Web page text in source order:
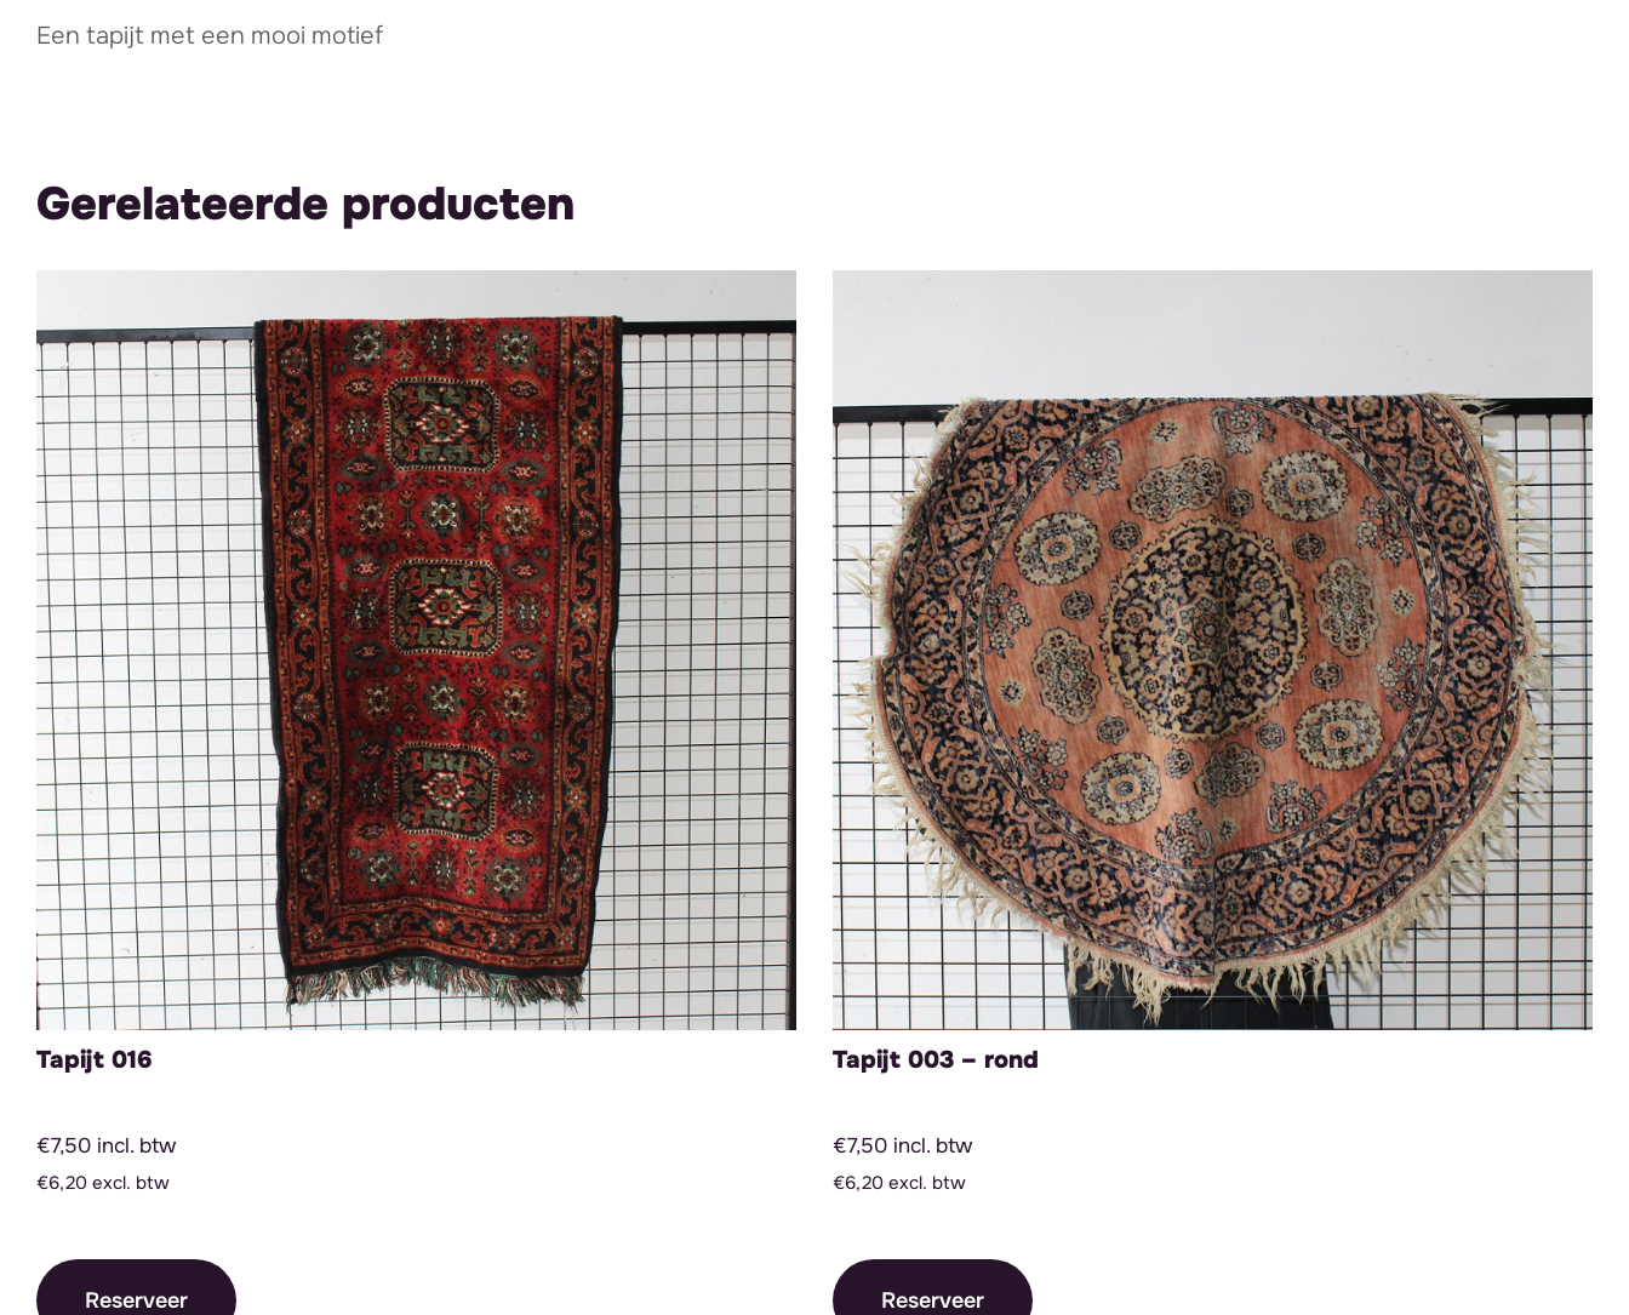
Een tapijt met een mooi motief
Gerelateerde producten
Tapijt 016
€7,50 incl. btw
€6,20 excl. btw
Reserveer
Tapijt 003 – rond
€7,50 incl. btw
€6,20 excl. btw
Reserveer